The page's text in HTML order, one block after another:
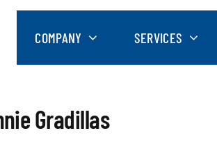
COMPANY SERVICES
Gradillas